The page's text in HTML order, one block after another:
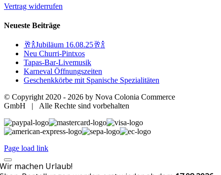
Vertrag widerrufen
Neueste Beiträge
🥂🍾Jubiläum 16.08.25🥂🍾
Neu Churri-Pintxos
Tapas-Bar-Livemusik
Karneval Öffnungszeiten
Geschenkkörbe mit Spanische Spezialitäten
© Copyright 2020 - 2026 by Nova Colonia Commerce
GmbH | Alle Rechte sind vorbehalten
Page load link
Wir machen Urlaub!